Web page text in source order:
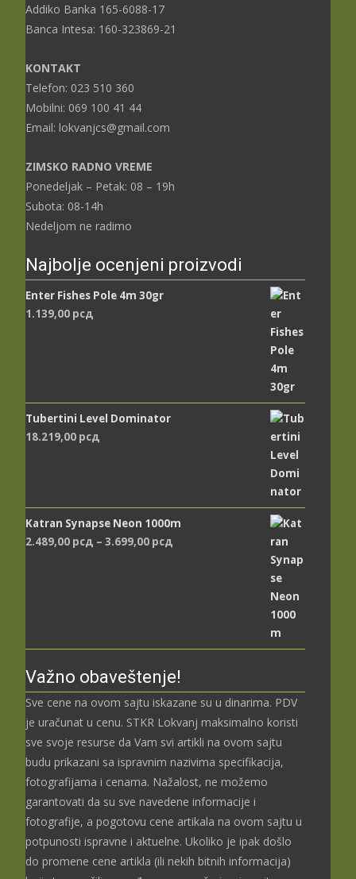
Addiko Banka 165-6088-17
Banca Intesa: 160-323869-21
KONTAKT
Telefon: 023 510 360
Mobilni: 069 100 41 44
Email: lokvanjcs@gmail.com
ZIMSKO RADNO VREME
Ponedeljak – Petak: 08 – 19h
Subota: 08-14h
Nedeljom ne radimo
Najbolje ocenjeni proizvodi
Enter Fishes Pole 4m 30gr
1.139,00 рсд
Tubertini Level Dominator
18.219,00 рсд
Katran Synapse Neon 1000m
2.489,00 рсд – 3.699,00 рсд
Važno obaveštenje!
Sve cene na ovom sajtu iskazane su u dinarima. PDV
je uračunat u cenu. STKR Lokvanj maksimalno koristi
sve svoje resurse da Vam svi artikli na ovom sajtu
budu prikazani sa ispravnim nazivima specifikacija,
fotografijama i cenama. Nažalost, ne možemo
garantovati da su sve navedene informacije i
fotografije, a pogotovu cene artikala na ovom sajtu u
potpunosti ispravne i aktuelne. Ukoliko je ipak došlo
do promene cene artikla (ili nekih bitnih informacija)